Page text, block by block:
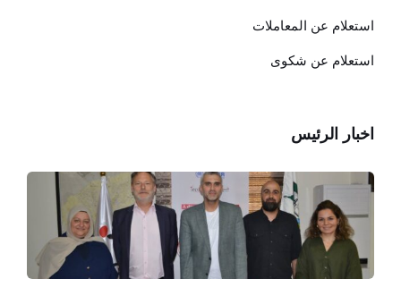
استعلام عن المعاملات
استعلام عن شكوى
اخبار الرئيس